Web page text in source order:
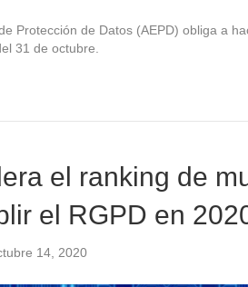
Protección de Datos (AEPD) obliga a
31 de octubre.
el ranking de
el RGPD en
14, 2020